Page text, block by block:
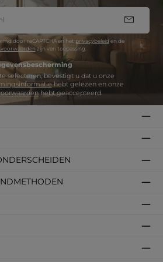
door reCAPTCHA en het privacybeleid en de
zijn van toepassing.
hebt geaccepteerd.